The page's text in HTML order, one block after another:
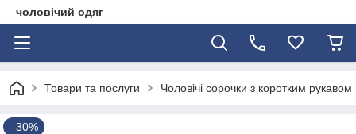
чоловічий одяг
Товари та послуги Чоловічі сорочки з коротким рукавом
–30%